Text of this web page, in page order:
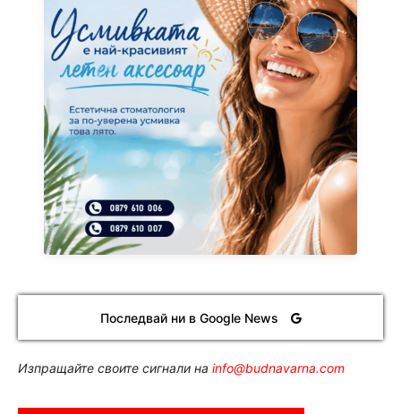
Последвай ни в Google News
Изпращайте своите сигнали на info@budnavarna.com